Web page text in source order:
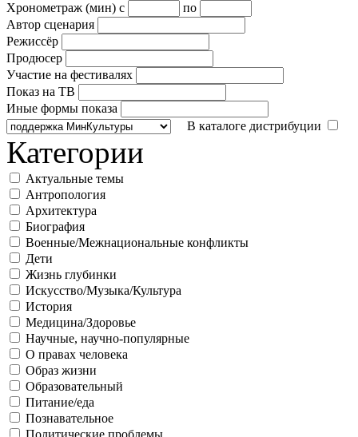
Хронометраж (мин) с
по
Автор сценария
Режиссёр
Продюсер
Участие на фестивалях
Показ на ТВ
Иные формы показа
В каталоге дистрибуции
Категории
Актуальные темы
Антропология
Архитектура
Биография
Военные/Межнациональные конфликты
Дети
Жизнь глубинки
Искусство/Музыка/Культура
История
Медицина/Здоровье
Научные, научно-популярные
О правах человека
Образ жизни
Образовательный
Питание/еда
Познавательное